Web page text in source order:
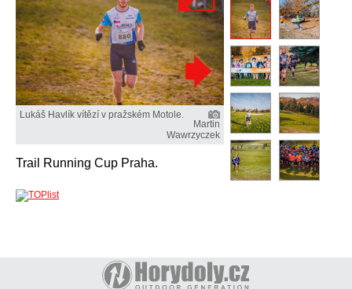
Lukáš Havlík vítězí v pražském Motole.
Martin
Wawrzyczek
Trail Running Cup Praha.